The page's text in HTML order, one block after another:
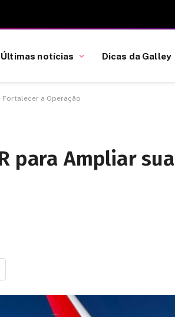
Últimas notícias Dicas da Galley
Fortalecer a Operação
para Ampliar sua